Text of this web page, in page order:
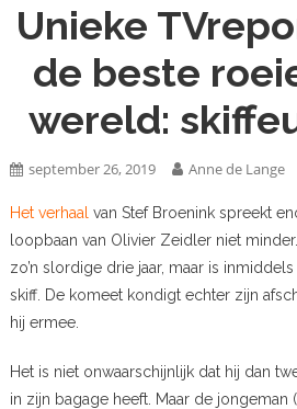
Unieke
de beste
wereld:
september 26, 2019 Anne de Lange
Het verhaal van Stef Broenink spreekt
loopbaan van Olivier Zeidler niet
zo’n slordige drie jaar, maar is
skiff. De komeet kondigt echter zijn
hij ermee.
Het is niet onwaarschijnlijk dat hij dan
in zijn bagage heeft. Maar de jongeman